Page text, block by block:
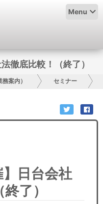
Menu
徹底比較！（終了）
案内） セミナー
】日台会社
了）